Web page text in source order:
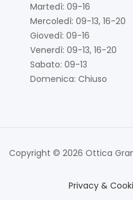
Martedì: 09-16
Mercoledì: 09-13, 16-20
Giovedì: 09-16
Venerdì: 09-13, 16-20
Sabato: 09-13
Domenica: Chiuso
Copyright © 2026 Ottica
Privacy &